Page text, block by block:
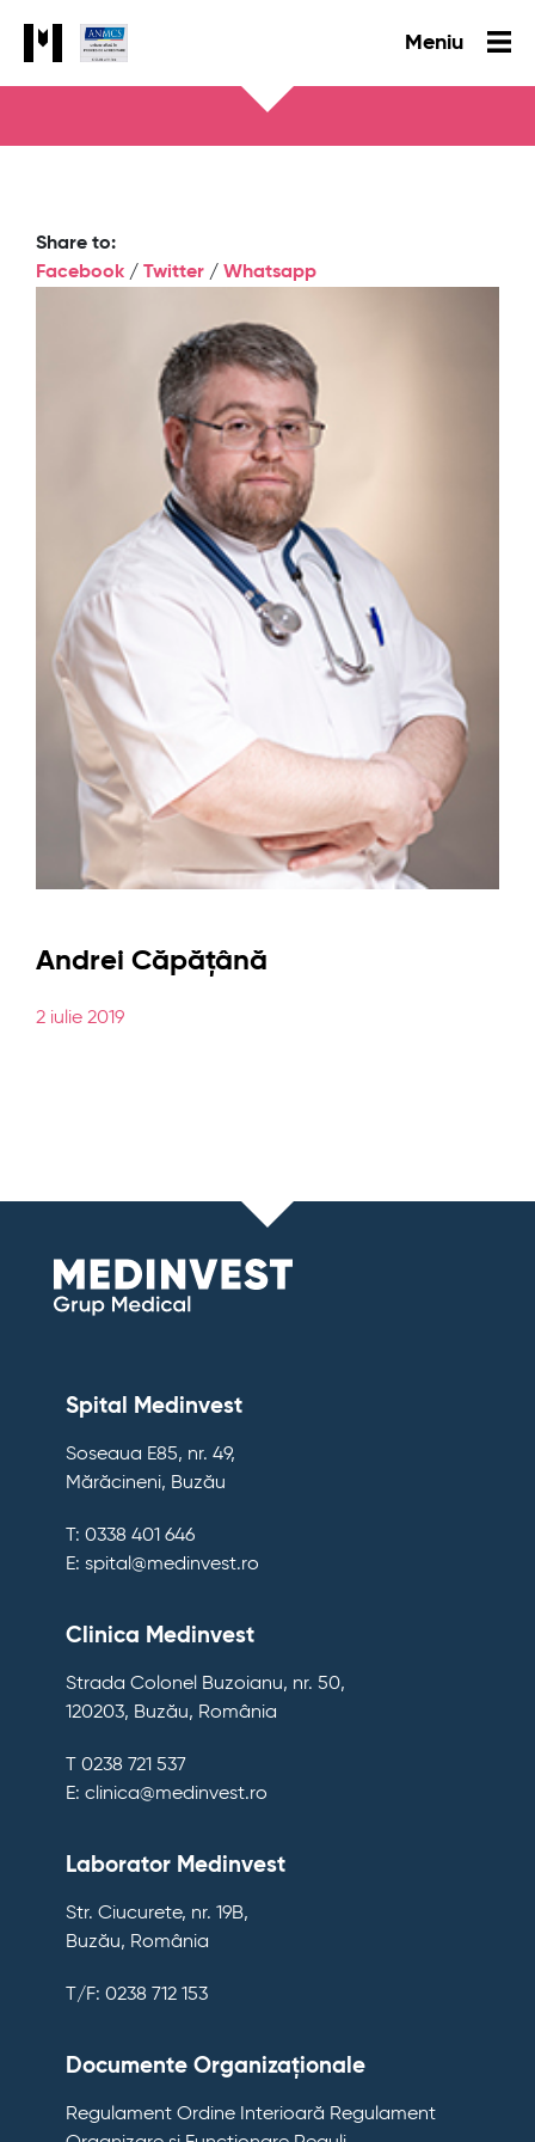
Meniu
Share to:
Facebook / Twitter / Whatsapp
Andrei Căpăţână
2 iulie 2019
Spital Medinvest
Soseaua E85, nr. 49,
Mărăcineni, Buzău
T: 0338 401 646
E: spital@medinvest.ro
Clinica Medinvest
Strada Colonel Buzoianu, nr. 50,
120203, Buzău, România
T 0238 721 537
E: clinica@medinvest.ro
Laborator Medinvest
Str. Ciucurete, nr. 19B,
Buzău, România
T/F: 0238 712 153
Documente Organizaționale
Regulament Ordine Interioară Regulament